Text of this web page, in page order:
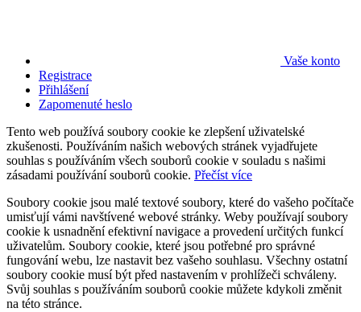
Vaše konto
Registrace
Přihlášení
Zapomenuté heslo
Tento web používá soubory cookie ke zlepšení uživatelské
zkušenosti. Používáním našich webových stránek vyjadřujete
souhlas s používáním všech souborů cookie v souladu s našimi
zásadami používání souborů cookie. Přečíst více
Soubory cookie jsou malé textové soubory, které do vašeho počítače
umisťují vámi navštívené webové stránky. Weby používají soubory
cookie k usnadnění efektivní navigace a provedení určitých funkcí
uživatelům. Soubory cookie, které jsou potřebné pro správné
fungování webu, lze nastavit bez vašeho souhlasu. Všechny ostatní
soubory cookie musí být před nastavením v prohlížeči schváleny.
Svůj souhlas s používáním souborů cookie můžete kdykoli změnit
na této stránce.